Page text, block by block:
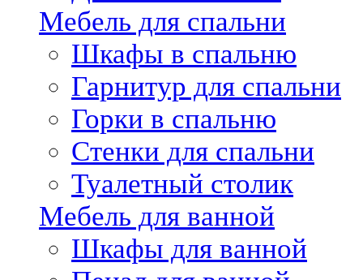
Мебель для спальни
Шкафы в спальню
Гарнитур для спальни
Горки в спальню
Стенки для спальни
Туалетный столик
Мебель для ванной
Шкафы для ванной